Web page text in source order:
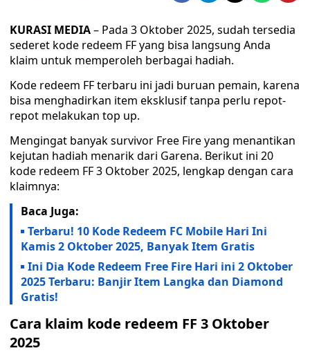
KURASI MEDIA– Pada 3 Oktober 2025, sudah tersedia
sederet kode redeem FF yang bisa langsung Anda
klaim untuk memperoleh berbagai hadiah.
Kode redeem FF terbaru ini jadi buruan pemain, karena
bisa menghadirkan item eksklusif tanpa perlu repot-
repot melakukan top up.
Mengingat banyak survivor Free Fire yang menantikan
kejutan hadiah menarik dari Garena. Berikut ini 20
kode redeem FF 3 Oktober 2025, lengkap dengan cara
klaimnya:
Baca Juga:
Terbaru! 10 Kode Redeem FC Mobile Hari Ini
Kamis 2 Oktober 2025, Banyak Item Gratis
Ini Dia Kode Redeem Free Fire Hari ini 2 Oktober
2025 Terbaru: Banjir Item Langka dan Diamond
Gratis!
Cara klaim kode redeem FF 3 Oktober
2025